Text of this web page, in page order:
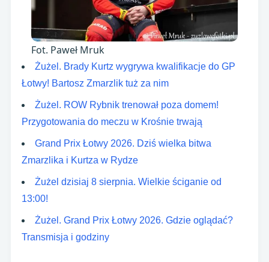
Fot. Paweł Mruk
Żużel. Brady Kurtz wygrywa kwalifikacje do GP
Łotwy! Bartosz Zmarzlik tuż za nim
Żużel. ROW Rybnik trenował poza domem!
Przygotowania do meczu w Krośnie trwają
Grand Prix Łotwy 2026. Dziś wielka bitwa
Zmarzlika i Kurtza w Rydze
Żużel dzisiaj 8 sierpnia. Wielkie ściganie od
13:00!
Żużel. Grand Prix Łotwy 2026. Gdzie oglądać?
Transmisja i godziny